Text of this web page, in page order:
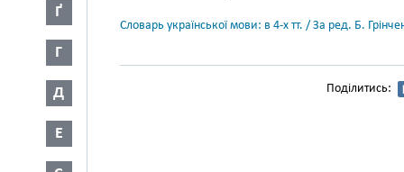
Ґ
Г
Д
Е
Словарь української мови: в 4-х тт. / За ред. Б.
Поділитись: